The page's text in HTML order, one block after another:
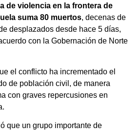
de violencia en la frontera de
suma 80 muertos, decenas de
desplazados desde hace 5 días,
con la Gobernación de Norte
el conflicto ha incrementado el
de población civil, de manera
con graves repercusiones en
que un grupo importante de